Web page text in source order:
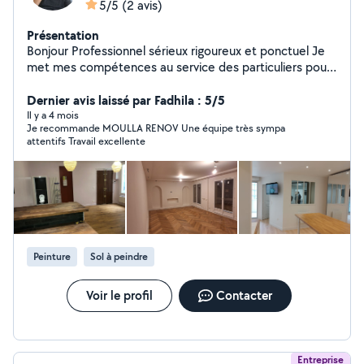
5/5 (2 avis)
Présentation
Bonjour Professionnel sérieux rigoureux et ponctuel Je
met mes compétences au service des particuliers pour
Organisé et soigneur ,je veille à fournir un travail de
qualité réaliste dans les délais convenus Disponible et
réactif je reste à votre disposition Cordialement
MOULLA RÉNOV
Dernier avis laissé par Fadhila : 5/5
Il y a 4 mois
Je recommande MOULLA RENOV Une équipe très sympa
attentifs Travail excellente
Peinture Sol à peindre
Voir le profil Contacter
Entreprise